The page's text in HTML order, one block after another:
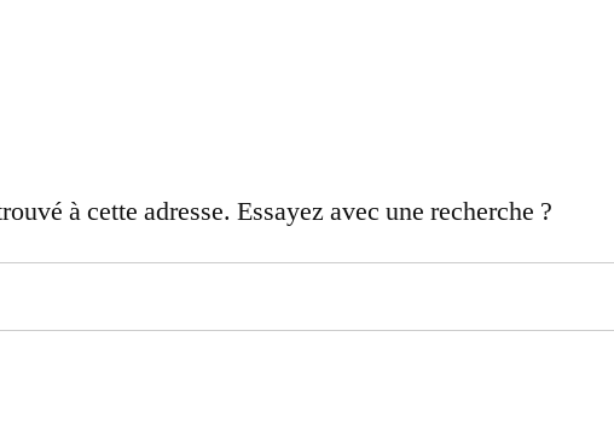
à cette adresse. Essayez avec une recherche ?